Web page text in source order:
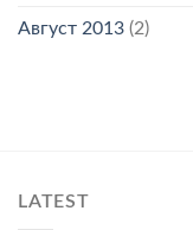
Август 2013 (2)
LATEST